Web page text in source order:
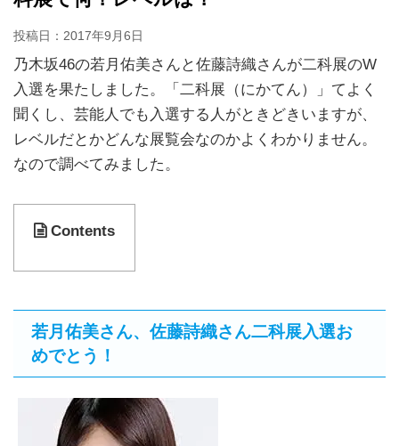
投稿日： 2017年9月6日
乃木坂46の若月佑美さんと佐藤詩織さんが二科展のW
入選を果たしました。「二科展（にかてん）」てよく
聞くし、芸能人でも入選する人がときどきいますが、
レベルだとかどんな展覧会なのかよくわかりません。
なので調べてみました。
Contents
若月佑美さん、佐藤詩織さん二科展入選お
めでとう！